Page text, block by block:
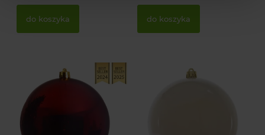
do koszyka do koszyka